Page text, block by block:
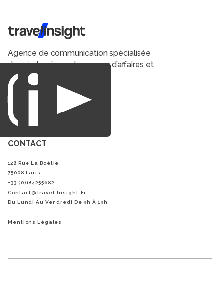
Travel Insight
Agence de communication spécialisée
dans le tourisme du voyage d’affaires et
du loisirs.
CONTACT
128 Rue La Boétie
75008 Paris
+33 (0)184255682
Contact@Travel-Insight.fr
Du Lundi Au Vendredi De 9h À 19h
Mentions Légales